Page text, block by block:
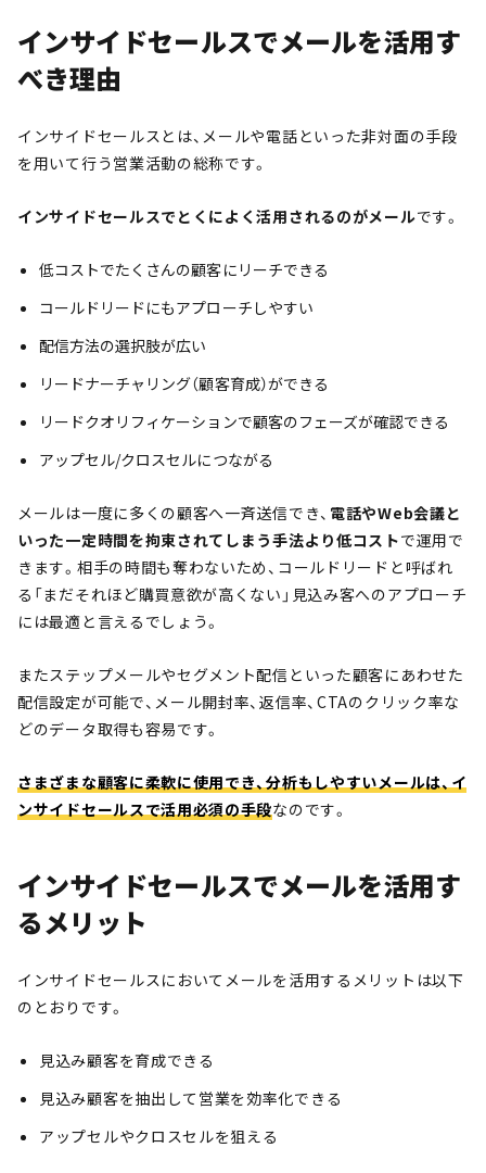
インサイドセールスでメールを活用す
べき理由
インサイドセールスとは、メールや電話といった非対面の手段
を用いて行う営業活動の総称です。
インサイドセールスでとくによく活用されるのがメールです。
低コストでたくさんの顧客にリーチできる
コールドリードにもアプローチしやすい
配信方法の選択肢が広い
リードナーチャリング（顧客育成）ができる
リードクオリフィケーションで顧客のフェーズが確認できる
アップセル/クロスセルにつながる
メールは一度に多くの顧客へ一斉送信でき、 電話やWeb会議と
いった一定時間を拘束されてしまう手法より低コストで運用で
きます。相手の時間も奪わないため、コールドリードと呼ばれ
る「まだそれほど購買意欲が高くない」見込み客へのアプローチ
には最適と言えるでしょう。
またステップメールやセグメント配信といった顧客にあわせた
配信設定が可能で、メール開封率、返信率、CTAのクリック率な
どのデータ取得も容易です。
さまざまな顧客に柔軟に使用でき、分析もしやすいメールは、イ
ンサイドセールスで活用必須の手段なのです。
インサイドセールスでメールを活用す
るメリット
インサイドセールスにおいてメールを活用するメリットは以下
のとおりです。
見込み顧客を育成できる
見込み顧客を抽出して営業を効率化できる
アップセルやクロスセルを狙える